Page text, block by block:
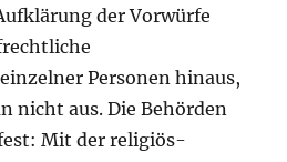
der Vorwürfe
Personen hinaus,
nicht aus. Die Behörden
Mit der religiös-